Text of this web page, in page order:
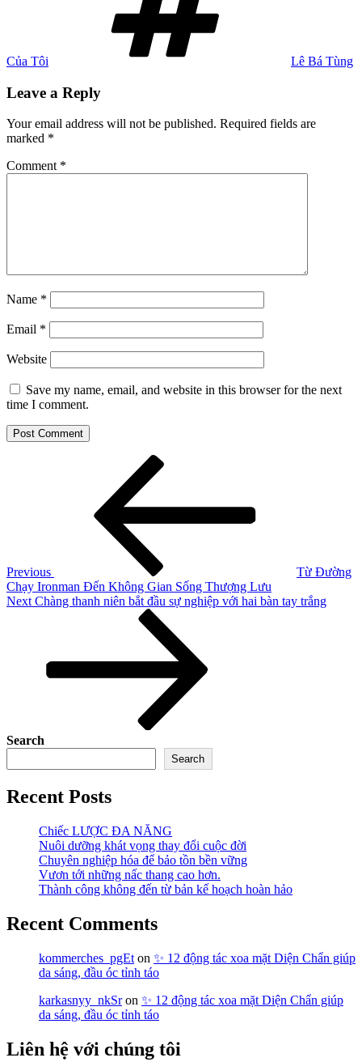
Của Tôi Lê Bá Tùng
Leave a Reply
Your email address will not be published. Required fields are
marked *
Comment *
Name *
Email *
Website
Save my name, email, and website in this browser for the next
time I comment.
Previous
Từ Đường
Chạy Ironman Đến Không Gian Sống Thượng Lưu
Next
Next Chàng thanh niên bắt đầu sự nghiệp với hai bàn tay trắng
Search
Search
Recent Posts
Chiếc LƯỢC ĐA NĂNG
Nuôi dưỡng khát vọng thay đổi cuộc đời
Chuyên nghiệp hóa để bảo tồn bền vững
Vươn tới những nấc thang cao hơn.
Thành công không đến từ bản kế hoạch hoàn hảo
Recent Comments
kommerches_pgEt on ✨ 12 động tác xoa mặt Diện Chẩn giúp
da sáng, đầu óc tỉnh táo
karkasnyy_nkSron ✨ 12 động tác xoa mặt Diện Chẩn giúp
da sáng, đầu óc tỉnh táo
Liên hệ với chúng tôi